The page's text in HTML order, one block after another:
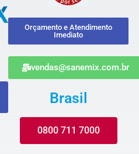
Orçamento e Atendimento
Imediato
vendas@sanemix.com.br
Brasil
0800 711 7000